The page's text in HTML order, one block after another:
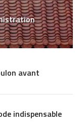
avant
indispensable